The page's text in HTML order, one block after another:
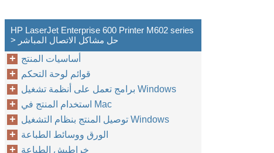
HP LaserJet Enterprise 600 Printer M602 series
> حل مشاكل الاتصال المباشر
أساسيات المنتج
قوائم لوحة التحكم
برامج تعمل على أنظمة تشغيل Windows
استخدام المنتج في Mac
توصيل المنتج بنظام التشغيل Windows
الورق ووسائط الطباعة
خراطيش الطباعة